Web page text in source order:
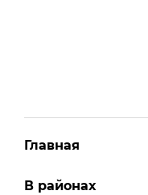
Главная
В районах